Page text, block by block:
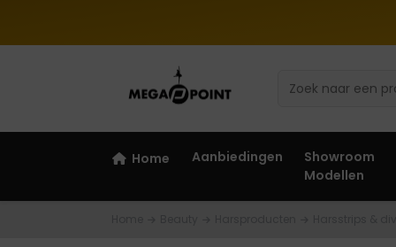
Home Aanbiedingen
Showroom
Modellen